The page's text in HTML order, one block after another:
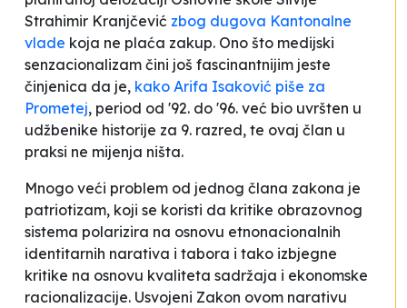
Strahimir Kranjčević zbog dugova Kantonalne
vlade koja ne plaća zakup. Ono što medijski
senzacionalizam čini još fascinantnijim jeste
činjenica da je, kako Arifa Isaković piše za
Prometej, period od '92. do '96. već bio uvršten u
udžbenike historije za 9. razred, te ovaj član u
praksi ne mijenja ništa.
Mnogo veći problem od jednog člana zakona je
patriotizam, koji se koristi da kritike obrazovnog
sistema polarizira na osnovu etnonacionalnih
identitarnih narativa i tabora i tako izbjegne
kritike na osnovu kvaliteta sadržaja i ekonomske
racionalizacije. Usvojeni Zakon ovom narativu